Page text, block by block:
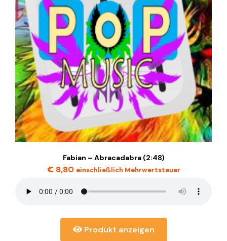
Fabian – Abracadabra (2:48)
€8,80 einschließlich Mehrwertsteuer
Produkt anzeigen